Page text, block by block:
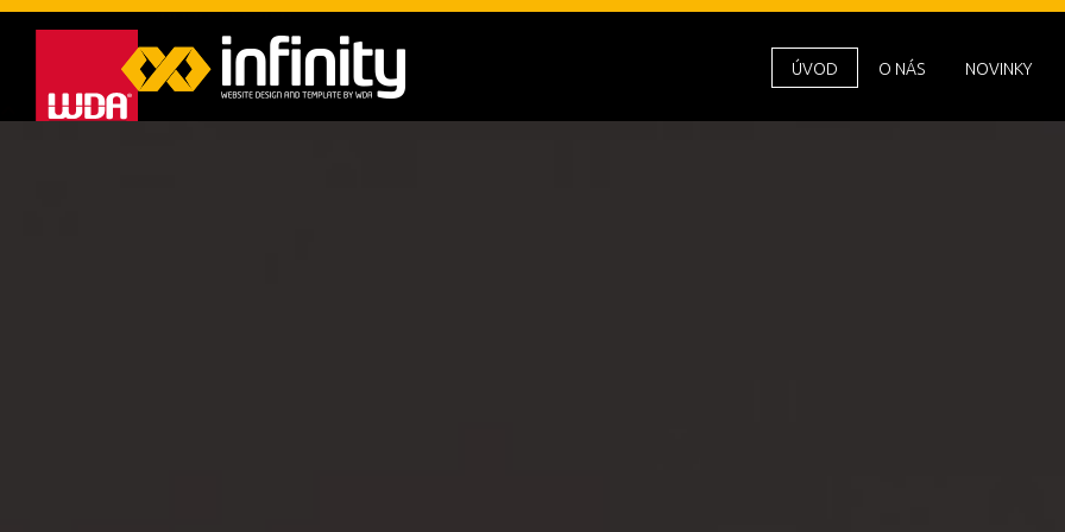
INFINITY DESIGN
ÚVOD O NÁS NOVINKY